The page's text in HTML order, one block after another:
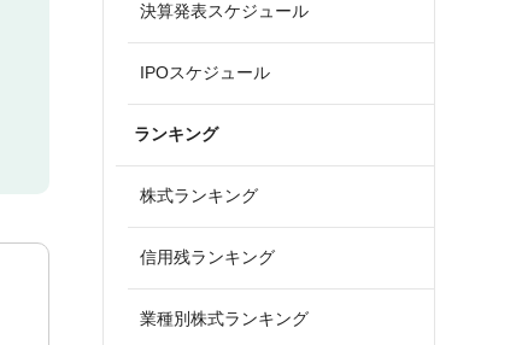
決算発表スケジュール
IPOスケジュール
ランキング
株式ランキング
信用残ランキング
業種別株式ランキング